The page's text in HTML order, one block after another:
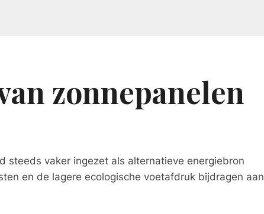
zonnepanelen
steeds vaker ingezet als alternatieve energiebron
en de lagere ecologische voetafdruk bijdragen aan